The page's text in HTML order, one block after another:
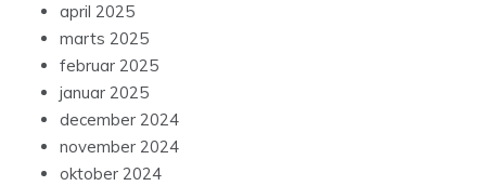
april 2025
marts 2025
februar 2025
januar 2025
december 2024
november 2024
oktober 2024